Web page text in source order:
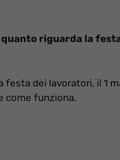
quanto riguarda la
dei lavoratori, il 1
come funziona.